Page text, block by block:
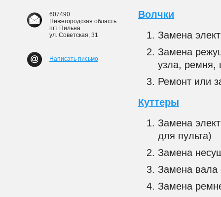
607490
Нижегородская область
пгт Пильна
ул. Советская, 31
Написать письмо
Волчки
Замена
Замена
узла, ремня,
Ремонт или
Куттеры
Замена
для пульта)
Замена
Замена вала
Замена